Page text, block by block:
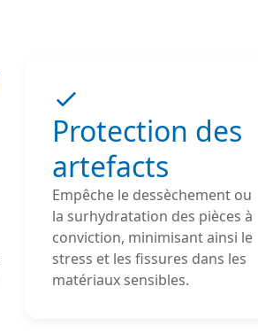
Protection des
artefacts
Empêche le dessèchement ou
la surhydratation des pièces à
conviction, minimisant ainsi le
stress et les fissures dans les
matériaux sensibles.